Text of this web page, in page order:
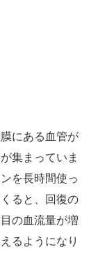
にある血管が
集まっていま
を長時間使っ
ると、回復の
の血流量が増
るようになり